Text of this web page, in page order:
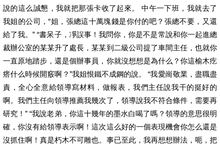
說的這么誠懇，我就把那張卡收了起來。 中午一下班，我就去了
我姐的公司，“姐，張總這十萬塊錢是你付的吧？張總不要，又還
給了我。” “書呆子，凈誤事！我問你，你是不是常說和你一起進總
裁辦公室的某某升了處長，某某到二級公司提了車間主任，也就你
一直原地踏步，還是個辦事員，你就沒想想是為什么？你這榆木疙
瘩什么時候開竅啊？”我姐恨鐵不成鋼的說。 “我愛崗敬業，盡職盡
責，全心全意給領導寫材料，做報表，我們主任說我干的挺好的
啊。我們主任向領導推薦我幾次了，領導說我不符合條件，需要再
研究！” “我說老弟，你這十幾年的墨水白喝了嗎？領導的意思很明
確，你沒有給領導表示啊！這次這么好的一個表現機會你怎么還是
沒抓住啊！真是朽木不可雕也。事已至此，我再想想辦法，呃，把